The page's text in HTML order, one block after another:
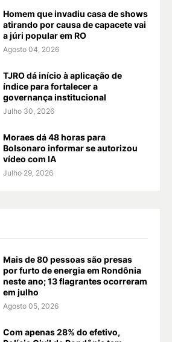
Homem que invadiu casa de shows
atirando por causa de capacete vai
a júri popular em RO
Agosto 04, 2026
TJRO dá início à aplicação de
índice para fortalecer a
governança institucional
Julho 30, 2026
Moraes dá 48 horas para
Bolsonaro informar se autorizou
vídeo com IA
Julho 29, 2026
Mais de 80 pessoas são presas
por furto de energia em Rondônia
neste ano; 13 flagrantes ocorreram
em julho
Agosto 05, 2026
Com apenas 28% do efetivo,